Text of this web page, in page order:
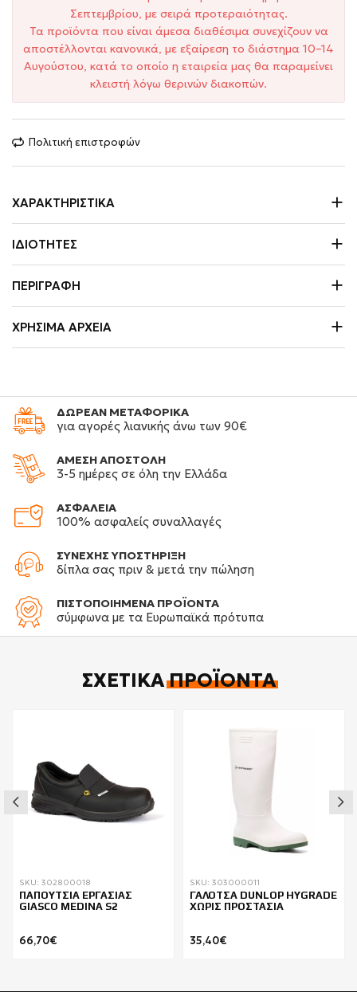
Σεπτεμβρίου, με σειρά προτεραιότητας.
Τα προϊόντα που είναι άμεσα διαθέσιμα συνεχίζουν να
αποστέλλονται κανονικά, με εξαίρεση το διάστημα 10–14
Αυγούστου, κατά το οποίο η εταιρεία μας θα παραμείνει
κλειστή λόγω θερινών διακοπών.
Πολιτική επιστροφών
ΧΑΡΑΚΤΗΡΙΣΤΙΚΆ
ΙΔΙΌΤΗΤΕΣ
ΠΕΡΙΓΡΑΦΉ
ΧΡΉΣΙΜΑ ΑΡΧΕΊΑ
ΔΩΡΕΑΝ ΜΕΤΑΦΟΡΙΚΑ
για αγορές λιανικής άνω των 90€
ΑΜΕΣΗ ΑΠΟΣΤΟΛΗ
3-5 ημέρες σε όλη την Ελλάδα
ΑΣΦΑΛΕΙΑ
100% ασφαλείς συναλλαγές
ΣΥΝΕΧΗΣ ΥΠΟΣΤΗΡΙΞΗ
δίπλα σας πριν & μετά την πώληση
ΠΙΣΤΟΠΟΙΗΜΕΝΑ ΠΡΟΪΟΝΤΑ
σύμφωνα με τα Ευρωπαϊκά πρότυπα
ΣΧΕΤΙΚΆΠΡΟΪΌΝΤΑ
SKU: 302800018
ΠΑΠΟΥΤΣΙΑ ΕΡΓΑΣΙΑΣ
GIASCO MEDINA S2
66,70€
SKU: 303000011
ΓΑΛΟΤΣΑ DUNLOP HYGRADE
ΧΩΡΙΣ ΠΡΟΣΤΑΣΙΑ
35,40€